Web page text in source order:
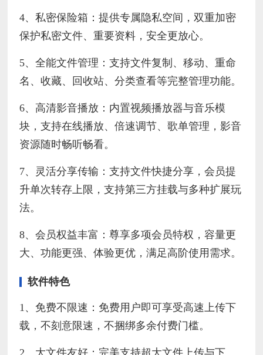
4、私密保险箱：提供专属隐私空间，双重加密
保护私密文件、重要资料，安全更放心。
5、全能文件管理：支持文件复制、移动、重命
名、收藏、回收站、分类查看等完整管理功能。
6、高清影音播放：内置视频播放器与音乐模
块，支持在线播放、倍速调节、歌单管理，影音
资源随时畅听畅看。
7、灵活分享传输：支持文件快捷分享，会员提
升单次转存上限，支持第三方挂载与多种扩展玩
法。
8、会员权益丰富：尊享多项会员特权，容量更
大、功能更强、体验更优，满足高阶使用需求。
软件特色
1、免费不限速：免费用户即可享受高速上传下
载，不刻意限速，不捆绑多余付费门槛。